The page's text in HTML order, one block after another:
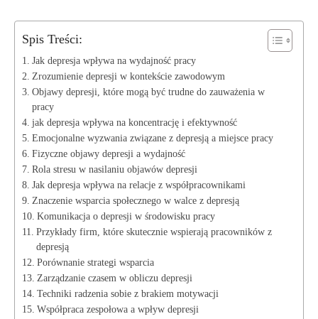
Spis Treści:
Jak⁣ depresja wpływa na wydajność ‌pracy
Zrozumienie depresji w⁤ kontekście⁢ zawodowym
Objawy depresji, które ⁣mogą⁤ być ⁢trudne do zauważenia ‍w​
pracy
jak depresja wpływa na⁢ koncentrację i efektywność
Emocjonalne ‌wyzwania związane z depresją ‍a ‌miejsce pracy
Fizyczne⁤ objawy ​depresji a wydajność
Rola stresu ⁢w nasilaniu objawów ​depresji
Jak depresja wpływa na‍ relacje ‍z ‌współpracownikami
Znaczenie⁣ wsparcia społecznego w‍ walce ‍z⁢ depresją
Komunikacja o depresji ⁢w środowisku pracy
Przykłady‌ firm, ⁤które skutecznie wspierają pracowników z
‌depresją
Porównanie​ strategi wsparcia
Zarządzanie czasem w‌ obliczu depresji
Techniki radzenia ‍sobie z brakiem motywacji
Współpraca zespołowa a wpływ depresji